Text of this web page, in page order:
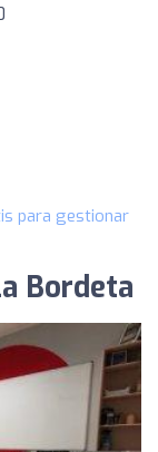
para gestionar
Bordeta